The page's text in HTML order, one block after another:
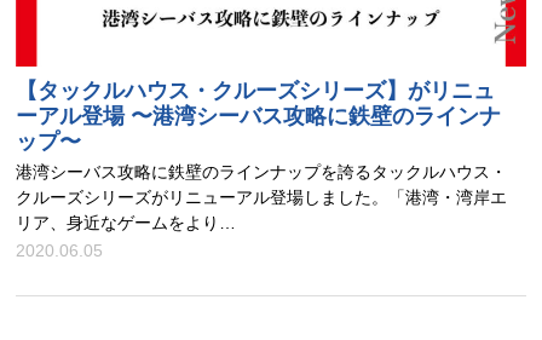
【タックルハウス・クルーズシリーズ】がリニュ
ーアル登場 〜港湾シーバス攻略に鉄壁のラインナ
ップ〜
港湾シーバス攻略に鉄壁のラインナップを誇るタックルハウス・
クルーズシリーズがリニューアル登場しました。「港湾・湾岸エ
リア、身近なゲームをより…
2020.06.05